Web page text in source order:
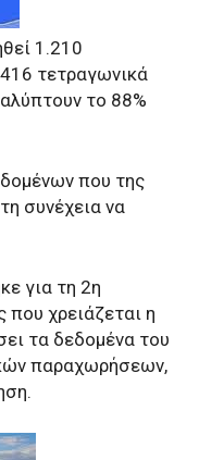
1.210
τετραγωνικά
το 88%
που της
συνέχεια να
για τη 2η
που χρειάζεται η
τα δεδομένα του
παραχωρήσεων,